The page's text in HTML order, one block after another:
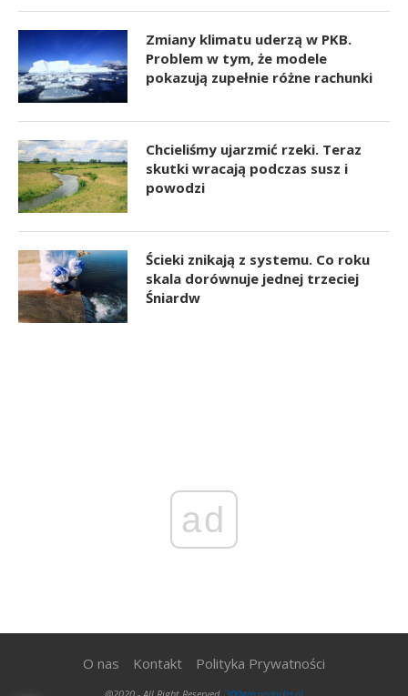
Zmiany klimatu uderzą w PKB.
Problem w tym, że modele
pokazują zupełnie różne rachunki
Chcieliśmy ujarzmić rzeki. Teraz
skutki wracają podczas susz i
powodzi
Ścieki znikają z systemu. Co roku
skala dorównuje jednej trzeciej
Śniardw
ad
O nas Kontakt Polityka Prywatności